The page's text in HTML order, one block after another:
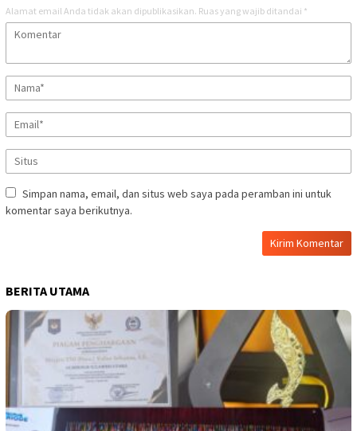
Alamat email Anda tidak akan dipublikasikan. Ruas yang wajib ditandai *
Simpan nama, email, dan situs web saya pada peramban ini untuk
komentar saya berikutnya.
BERITA UTAMA